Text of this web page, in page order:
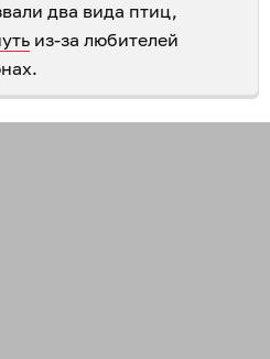
два вида птиц,
из-за любителей